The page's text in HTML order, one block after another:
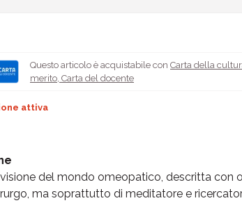
Questo articolo è acquistabile con Carta della
merito, Carta del docente
attiva
del mondo omeopatico, descritta con
ma soprattutto di meditatore e